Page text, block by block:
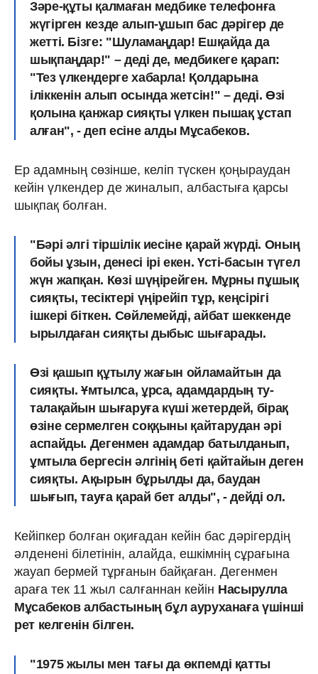
Зәре-құты қалмаған медбике телефонға
жүгірген кезде алып-ұшып бас дәрігер де
жетті. Бізге: "Шуламаңдар! Ешқайда да
шықпаңдар!" – деді де, медбикеге қарап:
"Тез үлкендерге хабарла! Қолдарына
іліккенін алып осында жет­сін!" – деді. Өзі
қолына қанжар сияқты үлкен пышақ ұстап
алған", - деп есіне алды Мұсабеков.
Ер адамның сөзінше, келіп түскен қоңыраудан
кейін үлкендер де жиналып, албастыға қарсы
шықпақ болған.
"Бәрі әлгі тіршілік иесіне қарай жүрді. Оның
бойы ұзын, денесі ірі екен. Үсті-басын түгел
жүн жапқан. Көзі шүңірейген. Мұрны пұшық
сияқты, тесіктері үңірейіп тұр, кеңсірігі
ішкері біткен. Сөйлемейді, айбат шеккенде
ырылдаған сияқты дыбыс шығарады.
Өзі қашып құтылу жағын ойламайтын да
сияқты. Ұмтылса, ұрса, адамдардың ту-
талақайын шы­ға­руға күші жетердей, бірақ
өзіне сермел­ген соққыны қайтарудан әрі
аспайды. Дегенмен адамдар батылданып,
ұм­тыла бергесін әлгінің беті қайтайын деген
сияқты. Ақырын бұрылды да, баудан
шығып, тауға қарай бет алды", - дейді ол.
Кейіпкер болған оқиғадан кейін бас дәрігердің
әлденені білетінін, алайда, ешкімнің сұрағына
жауап бермей тұрғанын байқаған. Дегенмен
араға тек 11 жыл салғаннан кейін Насырулла
Мұсабеков албастының бұл ауруханаға үшінші
рет келгенін білген.
"1975 жылы мен тағы да өкпемді қатты